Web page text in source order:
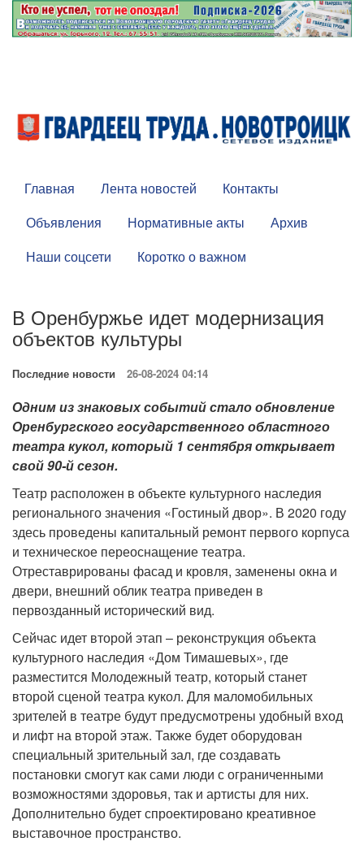
Главная Лента новостей
Контакты
Объявления
Нормативные акты
Архив
Наши соцсети
Коротко о важном
В Оренбуржье идет модернизация
объектов культуры
Последние новости 26-08-2024 04:14
Одним из знаковых событий стало обновление
Оренбургского государственного областного
театра кукол, который 1 сентября открывает
свой 90-й сезон.
Театр расположен в объекте культурного наследия
регионального значения «Гостиный двор». В 2020 году
здесь проведены капитальный ремонт первого корпуса
и техническое переоснащение театра.
Отреставрированы фасад и кровля, заменены окна и
двери, внешний облик театра приведен в
первозданный исторический вид.
Сейчас идет второй этап – реконструкция объекта
культурного наследия «Дом Тимашевых», где
разместится Молодежный театр, который станет
второй сценой театра кукол. Для маломобильных
зрителей в театре будут предусмотрены удобный вход
и лифт на второй этаж. Также будет оборудован
специальный зрительный зал, где создавать
постановки смогут как сами люди с ограниченными
возможностями здоровья, так и артисты для них.
Дополнительно будет спроектировано креативное
выставочное пространство.